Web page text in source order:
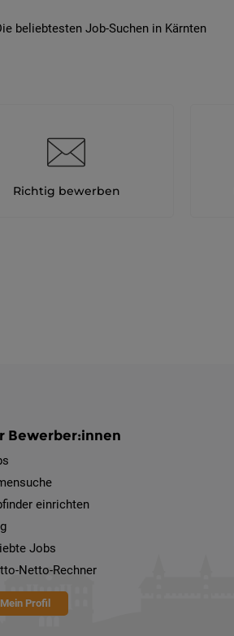
beliebtesten Job-Suchen in Kärnten
Richtig bewerben
Bewerber:innen
einrichten
Jobs
Netto-Rechner
Mein Profil